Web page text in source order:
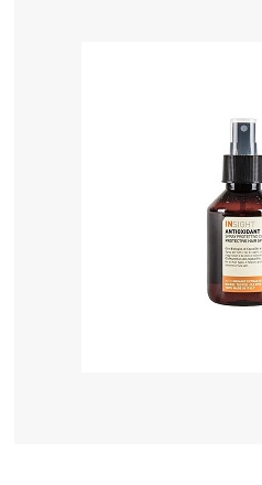
Одноразовая
Уход за кожей